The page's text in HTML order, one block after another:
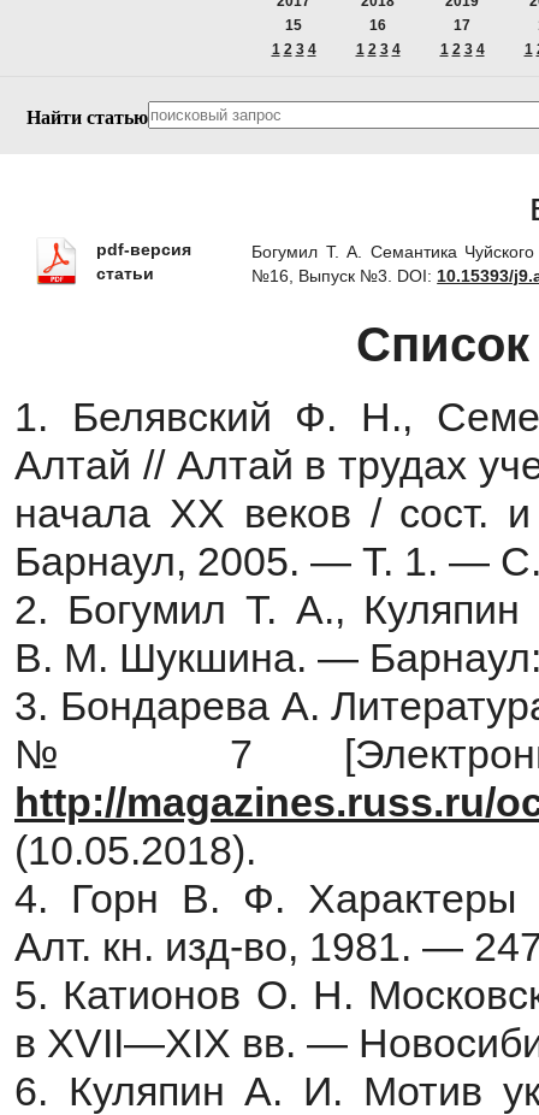
15
1 2 3 4
16
1 2 3 4
17
1 2 3 4
1
Найти статью
pdf-версия
статьи
Богумил Т. А. Семантика
№16, Выпуск №3. DOI: 10.15393/
1. Белявский Ф. Н.,
Алтай // Алтай в трудах
начала XX веков / сост.
Барнаул, 2005. — Т. 1. —
2. Богумил Т. А.,
В. М. Шукшина. —
3. Бондарева А.
№ 7
http://magazines.russ.ru/
(10.05.2018).
4. Горн В. Ф.
Алт. кн. изд-во, 1981. —
5. Катионов О. Н.
в XVII—XIX вв. —
6. Куляпин А. И. Мотив